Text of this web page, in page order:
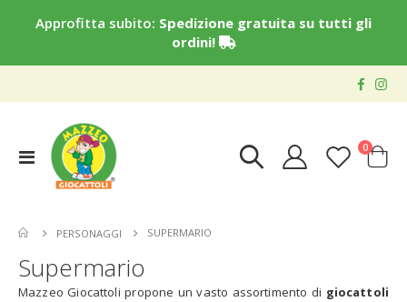
Approfitta subito: Spedizione gratuita su tutti gli
ordini!
Toggle
Nav
Cart
0elementi
PERSONAGGI SUPERMARIO
Supermario
Mazzeo Giocattoli propone un vasto assortimento di giocattoli